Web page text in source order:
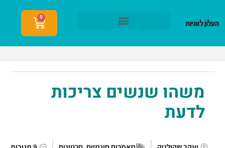
0
משהו שנשים צריכות
לדעת